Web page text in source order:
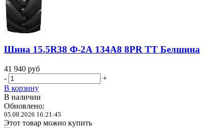
Шина 15.5R38 Ф-2А 134A8 8PR TT Белшина
41 940 руб
-
+
В корзину
В наличии
Обновлено:
05.08.2026 16:21:45
Этот товар можно купить